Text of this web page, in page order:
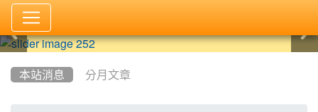
本站消息 分月文章